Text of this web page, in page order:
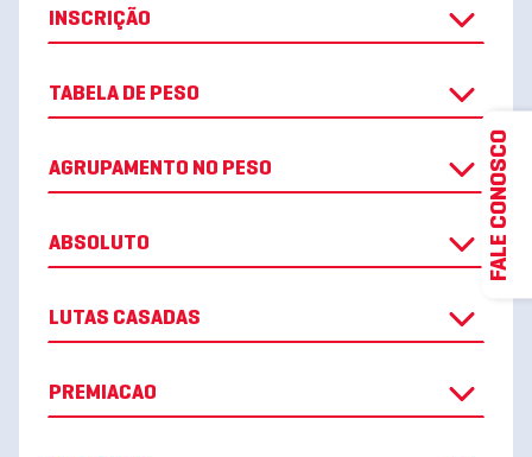
INSCRIÇÃO
TABELA DE PESO
AGRUPAMENTO NO PESO
ABSOLUTO
LUTAS CASADAS
PREMIACAO
FALE CONOSCO